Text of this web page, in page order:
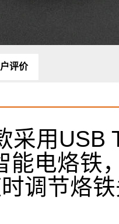
评价
采用USB
能电烙铁
调节烙